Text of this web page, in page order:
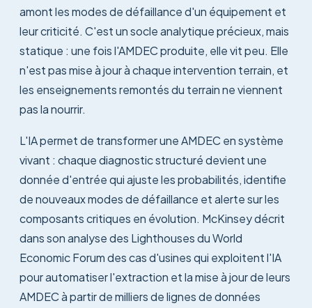
amont les modes de défaillance d'un équipement et
leur criticité. C'est un socle analytique précieux, mais
statique : une fois l'AMDEC produite, elle vit peu. Elle
n'est pas mise à jour à chaque intervention terrain, et
les enseignements remontés du terrain ne viennent
pas la nourrir.
L'IA permet de transformer une AMDEC en système
vivant : chaque diagnostic structuré devient une
donnée d'entrée qui ajuste les probabilités, identifie
de nouveaux modes de défaillance et alerte sur les
composants critiques en évolution. McKinsey décrit
dans son analyse des Lighthouses du World
Economic Forum des cas d'usines qui exploitent l'IA
pour automatiser l'extraction et la mise à jour de leurs
AMDEC à partir de milliers de lignes de données